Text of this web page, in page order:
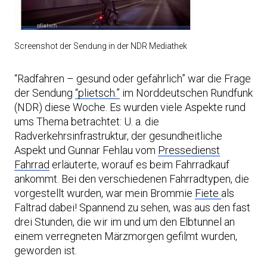
Screenshot der Sendung in der NDR Mediathek
“Radfahren – gesund oder gefährlich” war die Frage
der Sendung “plietsch.” im Norddeutschen Rundfunk
(NDR) diese Woche. Es wurden viele Aspekte rund
ums Thema betrachtet: U. a. die
Radverkehrsinfrastruktur, der gesundheitliche
Aspekt und Gunnar Fehlau vom Pressedienst
Fahrrad erläuterte, worauf es beim Fahrradkauf
ankommt. Bei den verschiedenen Fahrradtypen, die
vorgestellt wurden, war mein Brommie Fiete als
Faltrad dabei! Spannend zu sehen, was aus den fast
drei Stunden, die wir im und um den Elbtunnel an
einem verregneten Märzmorgen gefilmt wurden,
geworden ist.